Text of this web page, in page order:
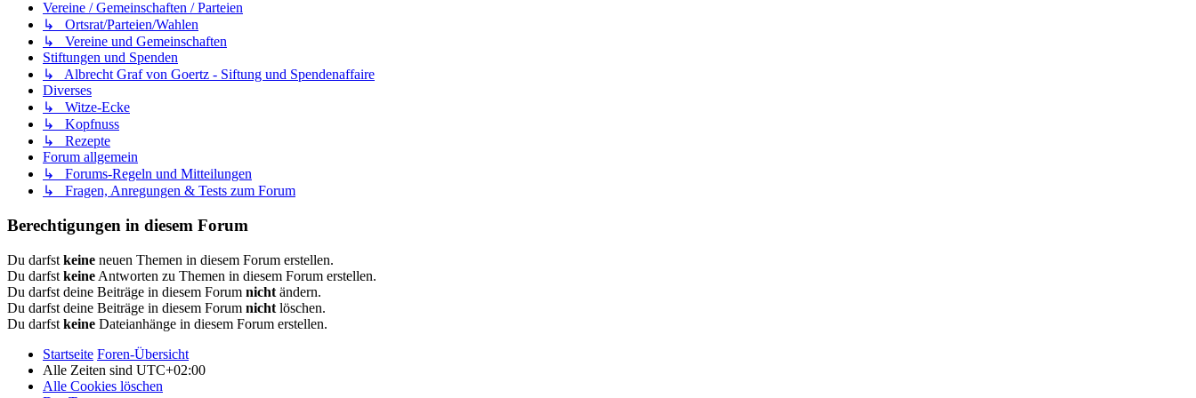
Vereine / Gemeinschaften / Parteien
↳ Ortsrat/Parteien/Wahlen
↳ Vereine und Gemeinschaften
Stiftungen und Spenden
↳ Albrecht Graf von Goertz - Siftung und Spendenaffaire
Diverses
↳ Witze-Ecke
↳ Kopfnuss
↳ Rezepte
Forum allgemein
↳ Forums-Regeln und Mitteilungen
↳ Fragen, Anregungen & Tests zum Forum
Berechtigungen in diesem Forum
Du darfst keine neuen Themen in diesem Forum erstellen.
Du darfst keine Antworten zu Themen in diesem Forum erstellen.
Du darfst deine Beiträge in diesem Forum nicht ändern.
Du darfst deine Beiträge in diesem Forum nicht löschen.
Du darfst keine Dateianhänge in diesem Forum erstellen.
Startseite Foren-Übersicht
Alle Zeiten sind UTC+02:00
Alle Cookies löschen